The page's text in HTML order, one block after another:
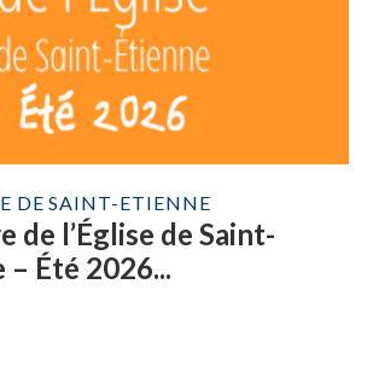
DE SAINT-ETIENNE
de l’Église de Saint-
– Été 2026...